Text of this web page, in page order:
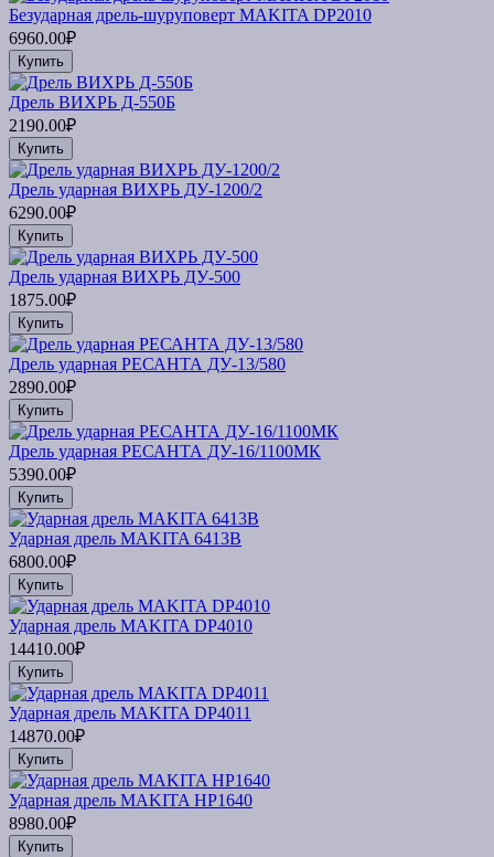
Безударная дрель-шуруповерт MAKITA DP2010
6960.00₽
Купить
Дрель ВИХРЬ Д-550Б
2190.00₽
Купить
Дрель ударная ВИХРЬ ДУ-1200/2
6290.00₽
Купить
Дрель ударная ВИХРЬ ДУ-500
1875.00₽
Купить
Дрель ударная РЕСАНТА ДУ-13/580
2890.00₽
Купить
Дрель ударная РЕСАНТА ДУ-16/1100МК
5390.00₽
Купить
Ударная дрель MAKITA 6413B
6800.00₽
Купить
Ударная дрель MAKITA DP4010
14410.00₽
Купить
Ударная дрель MAKITA DP4011
14870.00₽
Купить
Ударная дрель MAKITA HP1640
8980.00₽
Купить